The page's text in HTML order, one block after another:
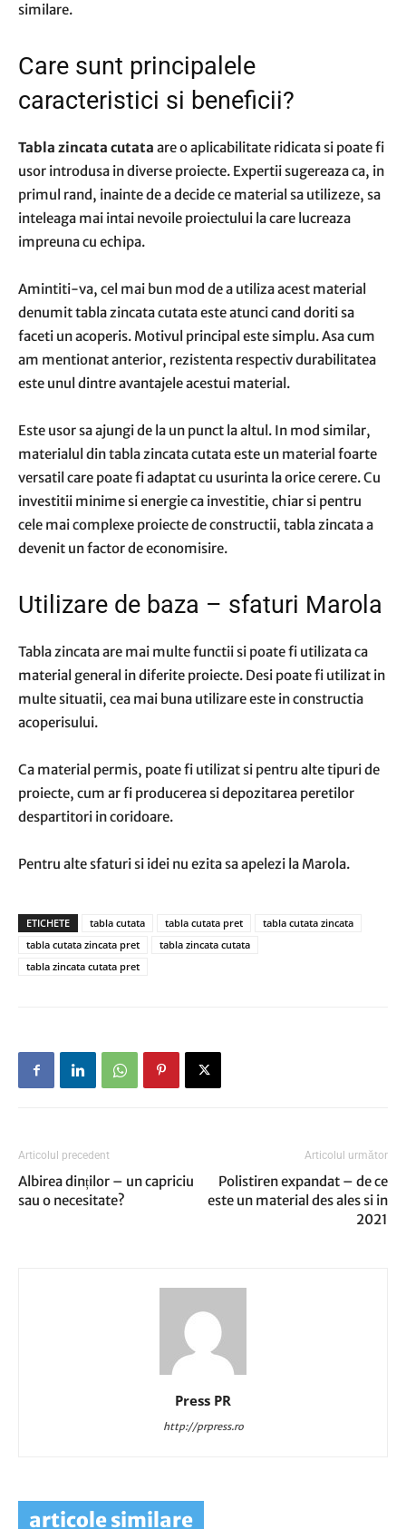
similare.
Care sunt principalele
caracteristici si beneficii?
Tabla zincata cutata are o aplicabilitate ridicata si poate fi
usor introdusa in diverse proiecte. Expertii sugereaza ca, in
primul rand, inainte de a decide ce material sa utilizeze, sa
inteleaga mai intai nevoile proiectului la care lucreaza
impreuna cu echipa.
Amintiti-va, cel mai bun mod de a utiliza acest material
denumit tabla zincata cutata este atunci cand doriti sa
faceti un acoperis. Motivul principal este simplu. Asa cum
am mentionat anterior, rezistenta respectiv durabilitatea
este unul dintre avantajele acestui material.
Este usor sa ajungi de la un punct la altul. In mod similar,
materialul din tabla zincata cutata este un material foarte
versatil care poate fi adaptat cu usurinta la orice cerere. Cu
investitii minime si energie ca investitie, chiar si pentru
cele mai complexe proiecte de constructii, tabla zincata a
devenit un factor de economisire.
Utilizare de baza – sfaturi Marola
Tabla zincata are mai multe functii si poate fi utilizata ca
material general in diferite proiecte. Desi poate fi utilizat in
multe situatii, cea mai buna utilizare este in constructia
acoperisului.
Ca material permis, poate fi utilizat si pentru alte tipuri de
proiecte, cum ar fi producerea si depozitarea peretilor
despartitori in coridoare.
Pentru alte sfaturi si idei nu ezita sa apelezi la Marola.
ETICHETE tabla cutata tabla cutata pret
tabla cutata zincata
tabla cutata zincata pret
tabla zincata cutata
tabla zincata cutata pret
Articolul precedent
Albirea dinților – un capriciu
sau o necesitate?
Articolul următor
Polistiren expandat – de ce
este un material des ales si in
2021
Press PR
http://prpress.ro
articole similare